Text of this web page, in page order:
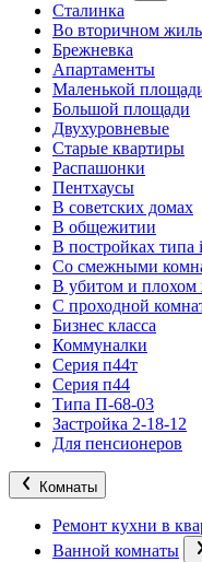
Сталинка
Во вторичном
Брежневка
Апартаменты
Маленькой
Большой площади
Двухуровневые
Старые квартиры
Распашонки
Пентхаусы
В советских домах
В общежитии
В постройках типа
Со смежными
В убитом и плохом
С проходной
Бизнес класса
Коммуналки
Серия п44т
Серия п44
Типа П-68-03
Застройка 2-18-12
Для пенсионеров
Комнаты
Ремонт кухни в
Ванной комнаты